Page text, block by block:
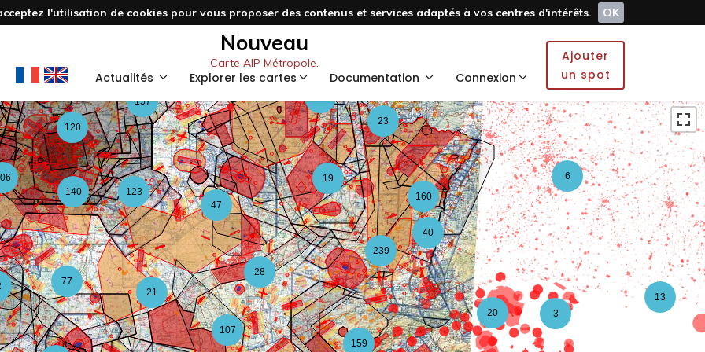
l'utilisation de cookies pour vous proposer des contenus et services adaptés à vos centres d'intérêts.
OK
Nouveau
Carte AIP Métropole.
Actualités Explorer les cartes Documentation Connexion
Ajouter
un spot
59
159
107
77
123
157
47
28
3
13
19 6
40
23
160
3
21
140
120
20
239